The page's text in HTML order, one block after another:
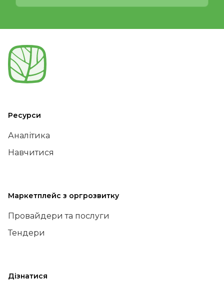
Ресурси
Аналітика
Навчитися
Маркетплейс з оргрозвитку
Провайдери та послуги
Тендери
Дізнатися